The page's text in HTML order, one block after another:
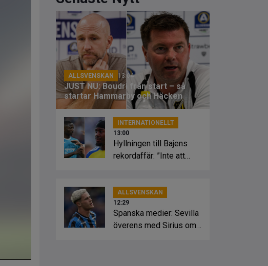
ALLSVENSKAN 13:04
JUST NU: Boudri från start – så
startar Hammarby och Häcken
INTERNATIONELLT
13:00
Hyllningen till Bajens
rekordaffär: ”Inte att
ALLSVENSKAN
12:29
Spanska medier: Sevilla
överens med Sirius om